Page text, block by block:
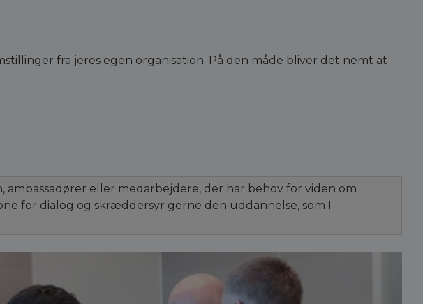
fra jeres egen organisation. På den måde bliver det nemt at
eller medarbejdere, der har behov for viden om
for dialog og skræddersyr gerne den uddannelse, som I